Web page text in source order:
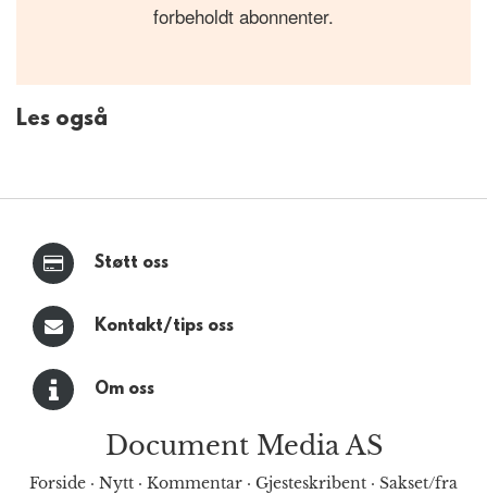
forbeholdt abonnenter.
Les også
Støtt oss
Kontakt/tips oss
Om oss
Document Media AS
Forside · Nytt · Kommentar · Gjesteskribent · Sakset/fra